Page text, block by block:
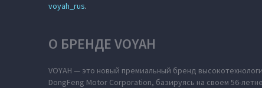
voyah_rus.
О БРЕНДЕ VOYAH
VOYAH — это новый премиальный бренд
DongFeng Motor Corporation, базируясь на своем 56-